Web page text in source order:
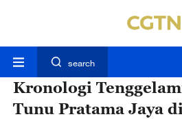
search
Kronologi
Tunu Pratama Jaya